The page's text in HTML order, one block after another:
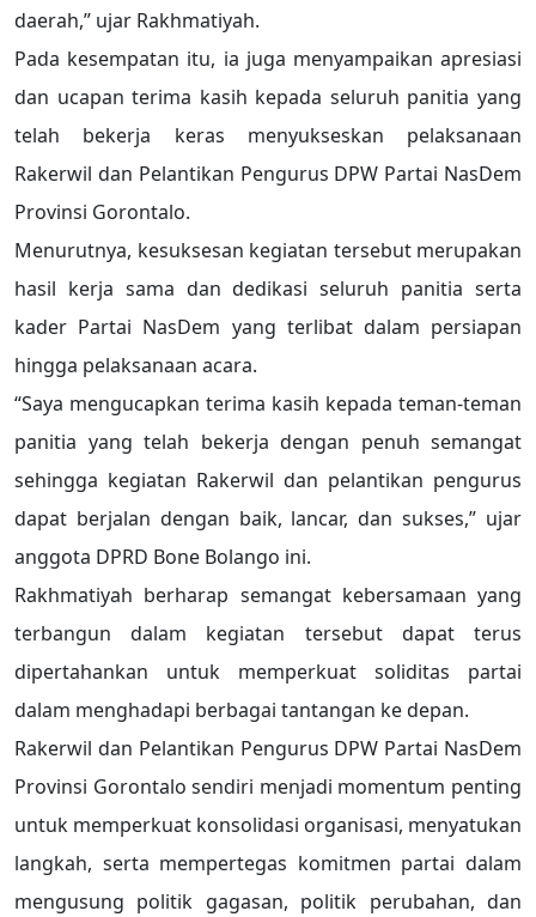
daerah,” ujar Rakhmatiyah.
Pada kesempatan itu, ia juga menyampaikan apresiasi
dan ucapan terima kasih kepada seluruh panitia yang
telah bekerja keras menyukseskan pelaksanaan
Rakerwil dan Pelantikan Pengurus DPW Partai NasDem
Provinsi Gorontalo.
Menurutnya, kesuksesan kegiatan tersebut merupakan
hasil kerja sama dan dedikasi seluruh panitia serta
kader Partai NasDem yang terlibat dalam persiapan
hingga pelaksanaan acara.
“Saya mengucapkan terima kasih kepada teman-teman
panitia yang telah bekerja dengan penuh semangat
sehingga kegiatan Rakerwil dan pelantikan pengurus
dapat berjalan dengan baik, lancar, dan sukses,” ujar
anggota DPRD Bone Bolango ini.
Rakhmatiyah berharap semangat kebersamaan yang
terbangun dalam kegiatan tersebut dapat terus
dipertahankan untuk memperkuat soliditas partai
dalam menghadapi berbagai tantangan ke depan.
Rakerwil dan Pelantikan Pengurus DPW Partai NasDem
Provinsi Gorontalo sendiri menjadi momentum penting
untuk memperkuat konsolidasi organisasi, menyatukan
langkah, serta mempertegas komitmen partai dalam
mengusung politik gagasan, politik perubahan, dan